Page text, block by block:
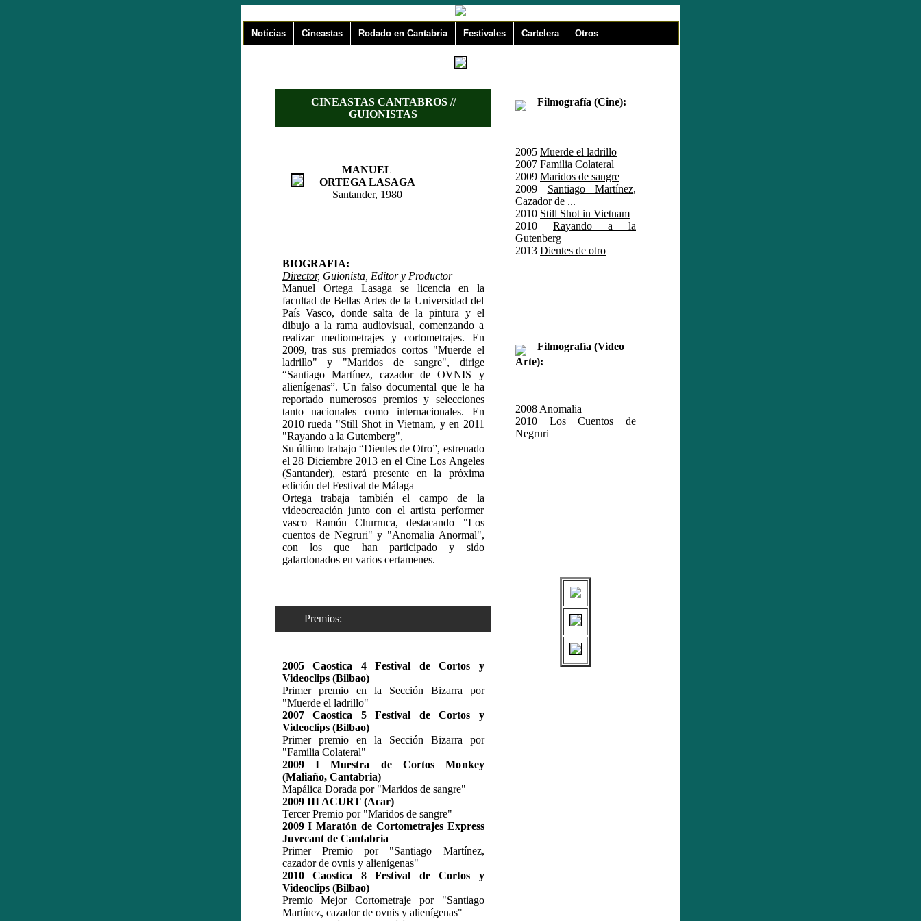
Noticias Cineastas Rodado en Cantabria Festivales Cartelera Otros
CINEASTAS CANTABROS //
GUIONISTAS
MANUEL
ORTEGA LASAGA
Santander, 1980
BIOGRAFIA:
Director, Guionista, Editor y Productor
Manuel Ortega Lasaga se licencia en la
facultad de Bellas Artes de la Universidad del
País Vasco, donde salta de la pintura y el
dibujo a la rama audiovisual, comenzando a
realizar mediometrajes y cortometrajes. En
2009, tras sus premiados cortos "Muerde el
ladrillo" y "Maridos de sangre", dirige
“Santiago Martínez, cazador de OVNIS y
alienígenas”. Un falso documental que le ha
reportado numerosos premios y selecciones
tanto nacionales como internacionales. En
2010 rueda "Still Shot in Vietnam, y en 2011
"Rayando a la Gutemberg",
Su último trabajo “Dientes de Otro”, estrenado
el 28 Diciembre 2013 en el Cine Los Angeles
(Santander), estará presente en la próxima
edición del Festival de Málaga
Ortega trabaja también el campo de la
videocreación junto con el artista performer
vasco Ramón Churruca, destacando "Los
cuentos de Negruri" y "Anomalia Anormal",
con los que han participado y sido
galardonados en varios certamenes.
Premios:
2005 Caostica 4 Festival de Cortos y
Videoclips (Bilbao)
Primer premio en la Sección Bizarra por
"Muerde el ladrillo"
2007 Caostica 5 Festival de Cortos y
Videoclips (Bilbao)
Primer premio en la Sección Bizarra por
"Familia Colateral"
2009 I Muestra de Cortos Monkey
(Maliaño, Cantabria)
Mapálica Dorada por "Maridos de sangre"
2009 III ACURT (Acar)
Tercer Premio por "Maridos de sangre"
2009 I Maratón de Cortometrajes Express
Juvecant de Cantabria
Primer Premio por "Santiago Martínez,
cazador de ovnis y alienígenas"
2010 Caostica 8 Festival de Cortos y
Videoclips (Bilbao)
Premio Mejor Cortometraje por "Santiago
Martínez, cazador de ovnis y alienígenas"
Filmografía (Cine):
2005 Muerde el ladrillo
2007 Familia Colateral
2009 Maridos de sangre
2009 Santiago Martínez,
Cazador de ...
2010 Still Shot in Vietnam
2010 Rayando a la
Gutenberg
2013 Dientes de otro
Filmografía (Video
Arte):
2008 Anomalia
2010 Los Cuentos de
Negruri